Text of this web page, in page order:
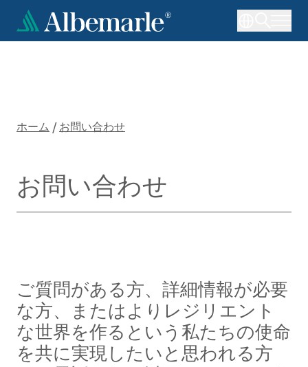
ン
ホーム / お問い合わせ
お問い合わせ
ご質問がある方、詳細情報が必要
な方、またはよりレジリエント
な世界を作るという私たちの使命
を共に実現したいと思われる方